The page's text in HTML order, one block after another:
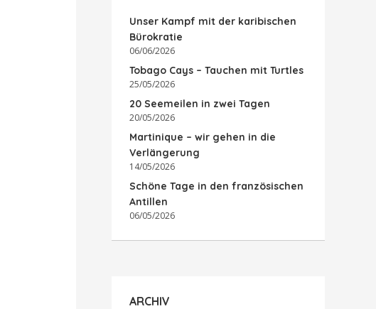
Unser Kampf mit der karibischen
Bürokratie
06/06/2026
Tobago Cays – Tauchen mit Turtles
25/05/2026
20 Seemeilen in zwei Tagen
20/05/2026
Martinique – wir gehen in die
Verlängerung
14/05/2026
Schöne Tage in den französischen
Antillen
06/05/2026
ARCHIV